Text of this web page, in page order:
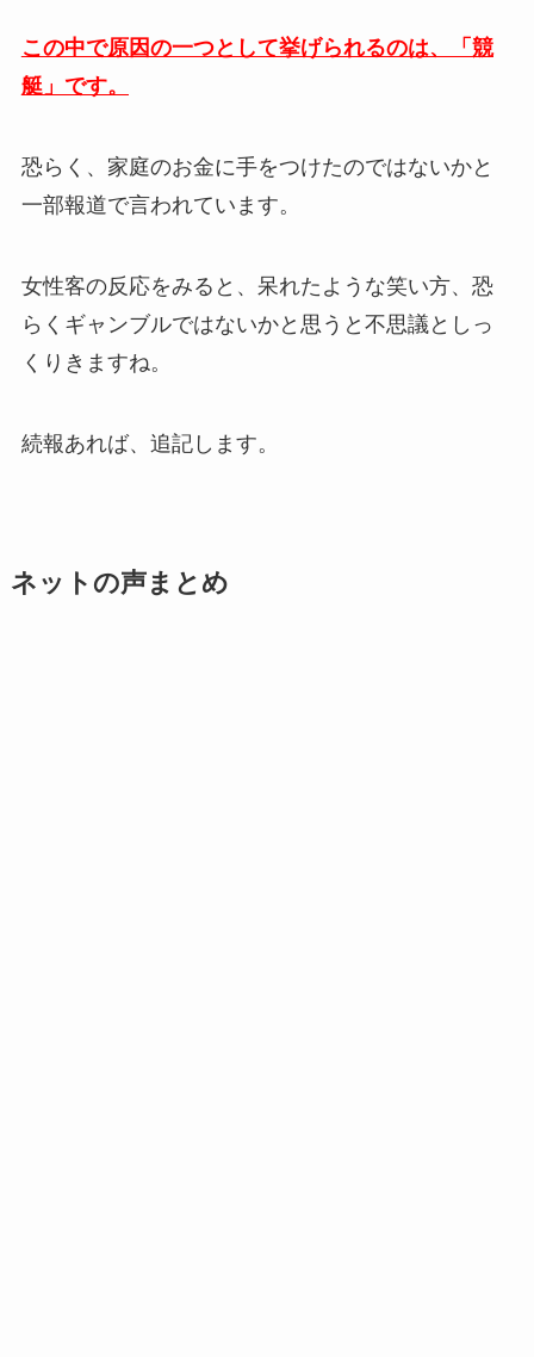
この中で原因の一つとして挙げられるのは、「競
艇」です。
恐らく、家庭のお金に手をつけたのではないかと
一部報道で言われています。
女性客の反応をみると、呆れたような笑い方、恐
らくギャンブルではないかと思うと不思議としっ
くりきますね。
続報あれば、追記します。
ネットの声まとめ